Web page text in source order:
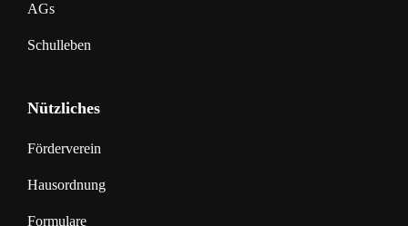
AGs
Schulleben
Nützliches
Förderverein
Hausordnung
Formulare